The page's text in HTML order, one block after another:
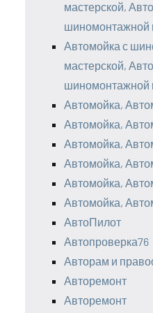
мастерской,
шиномонтажной
Автомойка с
мастерской,
шиномонтажной
Автомойка,
Автомойка,
Автомойка,
Автомойка,
Автомойка,
Автомойка,
АвтоПилот
Автопроверка76
Авторам и
Авторемонт
Авторемонт